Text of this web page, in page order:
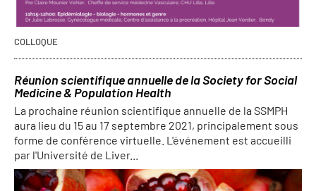
COLLOQUE
Réunion scientifique annuelle de la Society for Social
Medicine & Population Health
La prochaine réunion scientifique annuelle de la SSMPH
aura lieu du 15 au 17 septembre 2021, principalement sous
forme de conférence virtuelle. L'événement est accueilli
par l'Université de Liver...